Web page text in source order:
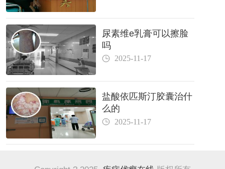
尿素维e乳膏可以擦脸
吗
2025-11-17
盐酸依匹斯汀胶囊治什
么的
2025-11-17